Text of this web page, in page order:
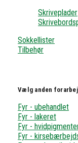
Skriveplader
Sokkellister
Tilbehør
Vælg anden
Fyr - ubehandlet
Fyr - lakeret
Fyr -
Fyr -